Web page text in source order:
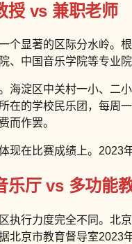
授 vs 兼职老师
个显著的区际分水岭。
、中国音乐学院等专业
海淀区中关村一小、二
在的学校民乐团，每周
而作罢。
现在比赛成绩上。2023
乐厅 vs 多功能
执行力度完全不同。北
北京市教育督导室2023